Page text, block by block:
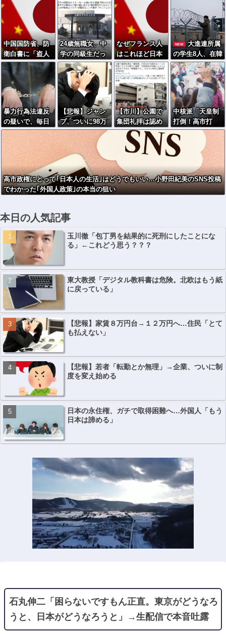
中国国防省、防
衛白書に「盗人
たけだけしい」
24歳無職女、中
学の同級生だっ
た男性にストー
カーして逮捕
全く親しくない
のに20回以上物
品贈る
なぜフランス人
はこれほど日本
が好きなのか？
中国ネット「中
国を除いて、日
本が嫌いな国な
んてない」
NEW
大進連所属
の学生8人、在韓
米軍平沢基地に
無断侵入…米軍
により身柄拘
束！
暴力行為法違反
の疑いで、毎日
新聞記者を逮捕
【悲報】ジャン
プ、ついに98万
部…全盛期653
万部からここま
で落ちる
【市川】公園で
集団礼拝は認め
ない？30年続く
モスクの祭りに
異変 元参政党
の市議とムスリ
ムは「直接話そ
う」 ＳＮＳと
地元に温度差
中核派「天皇制
打倒！高市打
倒！」広島で大
規模集会
高市政権にとって｢日本人の生活｣はどうでもいい…小野田紀美のSNS投稿
でわかった｢外国人政策｣の本当の狙い
本日の人気記事
玉川徹「包丁男を結果的に死刑にしたことにな
る」←これどう思う？？？
東大教授「デジタル教科書は危険。北欧はもう紙
に戻っている」
【悲報】家賃８万円台→１２万円へ…住民「とて
も払えない」
【悲報】若者「転勤とか無理」→企業、ついに制
度を変え始める
日本の永住権、ガチで取得困難へ…外国人「もう
日本は諦める」
石丸伸二「困らないですもん正直。東京がどうなろ
うと、日本がどうなろうと」→生配信で本音吐露